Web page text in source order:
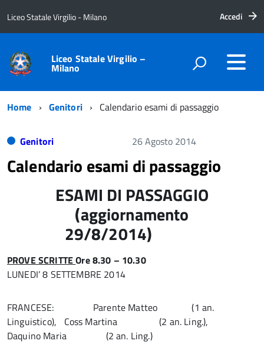
Liceo Statale Virgilio - Milano Accedi
Liceo Statale Virgilio –
Milano
Home Genitori Calendario esami di passaggio
Genitori 26 Agosto 2014
Calendario esami di passaggio
ESAMI DI PASSAGGIO
(aggiornamento
29/8/2014)
PROVE SCRITTEOre 8.30 – 10.30
LUNEDI’ 8 SETTEMBRE 2014
FRANCESE: Parente Matteo (1 an.
Linguistico), Coss Martina (2 an. Ling.),
Daquino Maria (2 an. Ling.)